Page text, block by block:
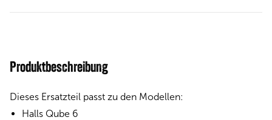
Produktbeschreibung
Dieses Ersatzteil passt zu den Modellen:
Halls Qube 6